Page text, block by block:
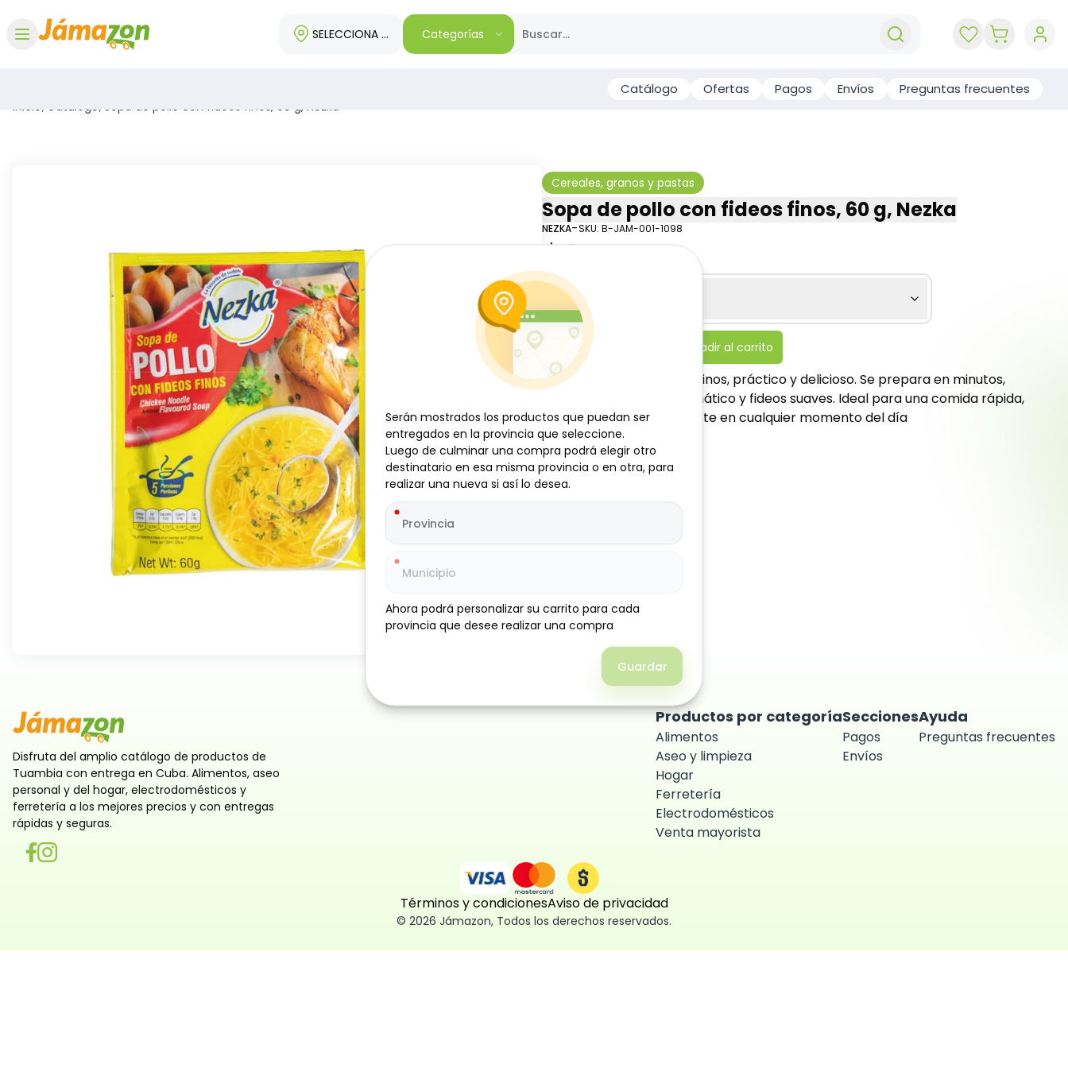
SELECCIONA TU REGIÓNCategorías
Catálogo Ofertas Pagos Envíos Preguntas frecuentes
Inicio/ Catálogo/ Sopa de pollo con fideos finos, 60 g, Nezka
Cereales, granos y pastas
Sopa de pollo con fideos finos, 60 g, Nezka
NEZKA-SKU: B-JAM-001-1098
$ 0
Especificaciones
Añadir al carrito
Sopa de pollo con fideos finos, práctico y delicioso. Se prepara en minutos,
ofreciendo un caldo aromático y fideos suaves. Ideal para una comida rápida,
económica y reconfortante en cualquier momento del día
Disfruta del amplio catálogo de productos de
Tuambia con entrega en Cuba. Alimentos, aseo
personal y del hogar, electrodomésticos y
ferretería a los mejores precios y con entregas
rápidas y seguras.
Productos por categoría
Alimentos
Aseo y limpieza
Hogar
Ferretería
Electrodomésticos
Venta mayorista
Secciones
Pagos
Envíos
Ayuda
Preguntas frecuentes
Términos y condicionesAviso de privacidad
© 2026 Jámazon, Todos los derechos reservados.
Serán mostrados los productos que puedan ser
entregados en la provincia que seleccione.
Luego de culminar una compra podrá elegir otro
destinatario en esa misma provincia o en otra, para
realizar una nueva si así lo desea.
Ahora podrá personalizar su carrito para cada
provincia que desee realizar una compra
Guardar
Serán mostrados los productos que puedan ser
entregados en la provincia que seleccione.
Luego de culminar una compra podrá elegir otro
destinatario en esa misma provincia o en otra, para
realizar una nueva si así lo desea.
Ahora podrá personalizar su carrito para cada
provincia que desee realizar una compra
Guardar